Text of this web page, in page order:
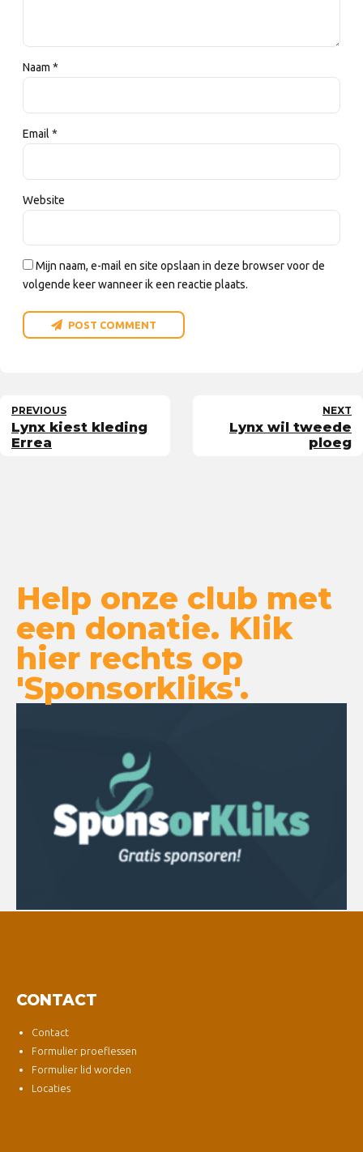
Naam *
Email *
Website
Mijn naam, e-mail en site opslaan in deze browser voor de
volgende keer wanneer ik een reactie plaats.
POST COMMENT
PREVIOUS
Lynx kiest kleding
Errea
NEXT
Lynx wil tweede
ploeg
Help onze club met
een donatie. Klik
hier rechts op
'Sponsorkliks'.
CONTACT
Contact
Formulier proeflessen
Formulier lid worden
Locaties